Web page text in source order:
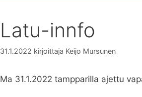
Latu-innfo
31.1.2022 kirjoittaja Keijo Mursunen
Ma 31.1.2022 tampparilla ajettu